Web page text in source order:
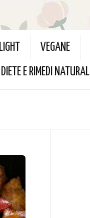
LIGHT VEGANE
DIETE E RIMEDI NATURALI